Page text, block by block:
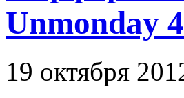
Unmonday
19 октября